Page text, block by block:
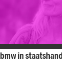
bmw in